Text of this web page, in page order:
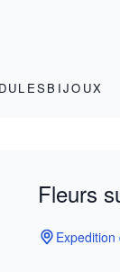
BIJOUX
Fleurs